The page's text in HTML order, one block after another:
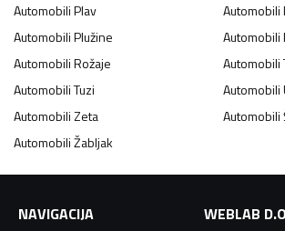
AutomobiliPlav Automobili
AutomobiliPlužine Automobili
AutomobiliRožaje Automobili
AutomobiliTuzi Automobili
AutomobiliZeta Automobili
AutomobiliŽabljak
NAVIGACIJA
WEBLAB